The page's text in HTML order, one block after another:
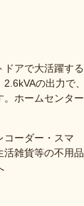
アで大活躍する
の出力で、
。ホームセンター
コーダー・スマ
活雑貨等の不用品